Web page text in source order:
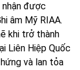
nhận được
âm Mỹ RIAA.
khi trở thành
Liên Hiệp Quốc
và lan tỏa